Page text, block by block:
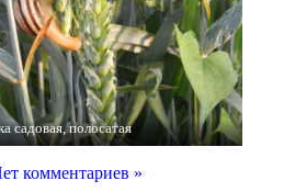
садовая, полосатая
комментариев »